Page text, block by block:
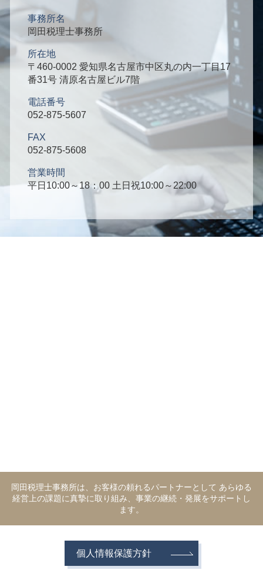
事務所名
岡田税理士事務所
所在地
〒460-0002 愛知県名古屋市中区丸の内一丁目17
番31号 清原名古屋ビル7階
電話番号
052-875-5607
FAX
052-875-5608
営業時間
平日10:00～18：00 土日祝10:00～22:00
岡田税理士事務所は、お客様の頼れるパートナーとして あらゆる
経営上の課題に真摯に取り組み、事業の継続・発展をサポートし
ます。
個人情報保護方針